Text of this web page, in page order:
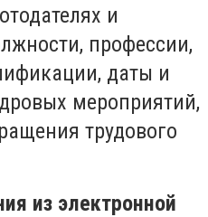
и
профессии,
даты и
мероприятий,
трудового
из электронной